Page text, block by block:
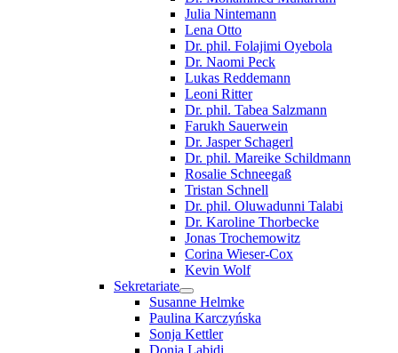
Julia Nintemann
Lena Otto
Dr. phil. Folajimi Oyebola
Dr. Naomi Peck
Lukas Reddemann
Leoni Ritter
Dr. phil. Tabea Salzmann
Farukh Sauerwein
Dr. Jasper Schagerl
Dr. phil. Mareike Schildmann
Rosalie Schneegaß
Tristan Schnell
Dr. phil. Oluwadunni Talabi
Dr. Karoline Thorbecke
Jonas Trochemowitz
Corina Wieser-Cox
Kevin Wolf
Sekretariate
Susanne Helmke
Paulina Karczyńska
Sonja Kettler
Donia Labidi